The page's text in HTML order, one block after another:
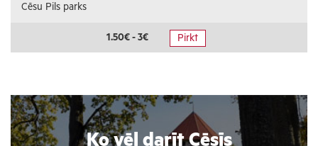
Cēsu Pils parks
1.50€ - 3€ Pirkt
Ko vēl darīt Cēsīs